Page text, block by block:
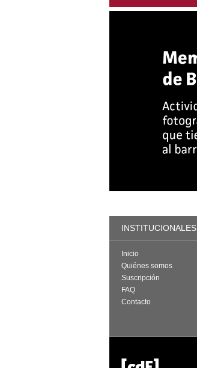
INSTITUCIONALES
Inicio
Quiénes somos
Suscripción
FAQ
Contacto